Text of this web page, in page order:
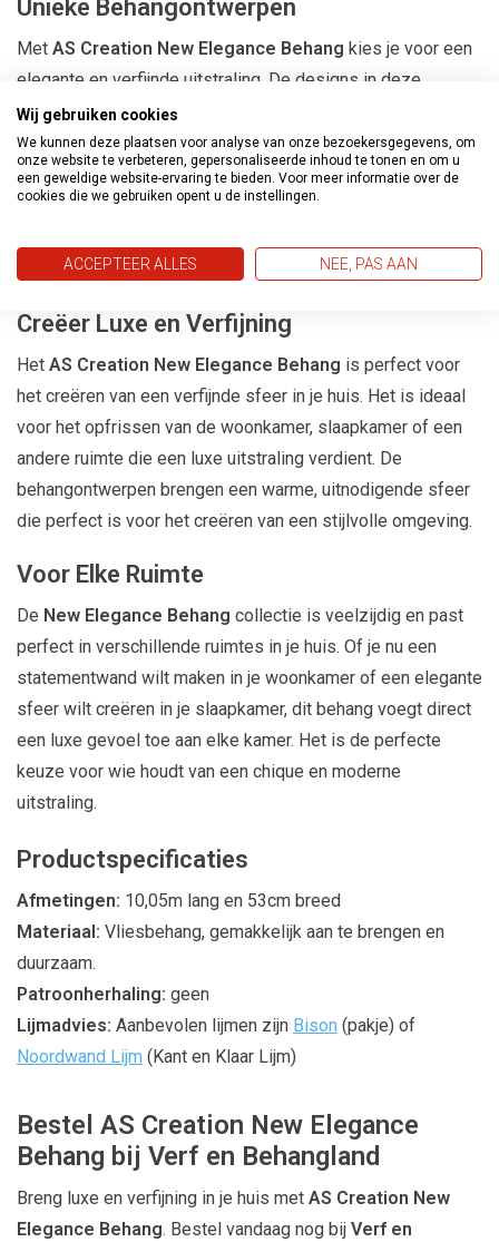
Unieke Behangontwerpen
Met AS Creation New Elegance Behang kies je voor een
elegante en verfijnde uitstraling. De designs in deze
collectie zijn geïnspireerd door klassieke en moderne
stijlen, met gedetailleerde patronen en zachte kleuren die
een verfijnde look creëren. Of je nu houdt van subtiele
texturen of gedurfde ontwerpen, deze behangcollectie
je ruimte.
Creëer Luxe en Verfijning
Het AS Creation New Elegance Behang is perfect voor
het creëren van een verfijnde sfeer in je huis. Het is ideaal
voor het opfrissen van de woonkamer, slaapkamer of een
andere ruimte die een luxe uitstraling verdient. De
behangontwerpen brengen een warme, uitnodigende sfeer
die perfect is voor het creëren van een stijlvolle omgeving.
Voor Elke Ruimte
De New Elegance Behang collectie is veelzijdig en past
perfect in verschillende ruimtes in je huis. Of je nu een
statementwand wilt maken in je woonkamer of een elegante
sfeer wilt creëren in je slaapkamer, dit behang voegt direct
een luxe gevoel toe aan elke kamer. Het is de perfecte
keuze voor wie houdt van een chique en moderne
uitstraling.
Productspecificaties
Afmetingen: 10,05m lang en 53cm breed
Materiaal: Vliesbehang, gemakkelijk aan te brengen en
duurzaam.
Patroonherhaling: geen
Lijmadvies: Aanbevolen lijmen zijn Bison (pakje) of
Noordwand Lijm (Kant en Klaar Lijm)
Bestel AS Creation New Elegance
Behang bij Verf en Behangland
Breng luxe en verfijning in je huis met AS Creation New
Elegance Behang. Bestel vandaag nog bij Verf en
Wij gebruiken cookies
We kunnen deze plaatsen voor analyse van onze bezoekersgegevens, om
onze website te verbeteren, gepersonaliseerde inhoud te tonen en om u
een geweldige website-ervaring te bieden. Voor meer informatie over de
cookies die we gebruiken opent u de instellingen.
ACCEPTEER ALLES NEE, PAS AAN